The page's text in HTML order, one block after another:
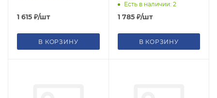
1 615 ₽/шт
В КОРЗИНУ
Есть в наличии: 2
1 785₽/шт
В КОРЗИНУ